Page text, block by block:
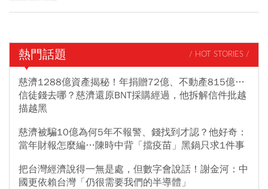
熱門話題 / HOT STORIES /
慈濟1288億資產揭秘！年捐贈72億、不動產815億…
信徒錢去哪？慈濟還原BNT採購經過，他拆解信件批越
描越黑
慈濟被騙10億為何5年不報警、錢找到才認？他好奇：
當年財報怎麼編…陳時中背「擋疫苗」黑鍋只求1件事
把台灣經濟說得一無是處，但數字會說話！謝金河：中
國更依賴台灣「仍很需要我們的半導體」